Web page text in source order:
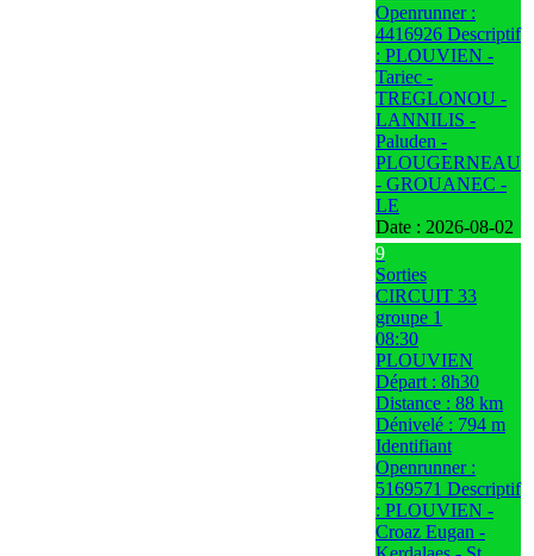
Openrunner :
4416926 Descriptif
: PLOUVIEN -
Tariec -
TREGLONOU -
LANNILIS -
Paluden -
PLOUGERNEAU
- GROUANEC -
LE
Date : 2026-08-02
9
Sorties
CIRCUIT 33
groupe 1
08:30
PLOUVIEN
Départ : 8h30
Distance : 88 km
Dénivelé : 794 m
Identifiant
Openrunner :
5169571 Descriptif
: PLOUVIEN -
Croaz Eugan -